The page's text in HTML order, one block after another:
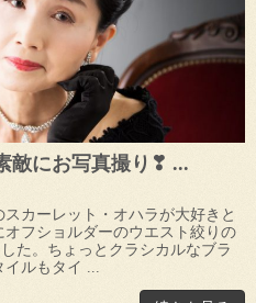
敵にお写真撮り❣ ...
カーレット・オハラが大好きと
フショルダーのウエスト絞りの
た。ちょっとクラシカルなブラ
ルもタイ ...